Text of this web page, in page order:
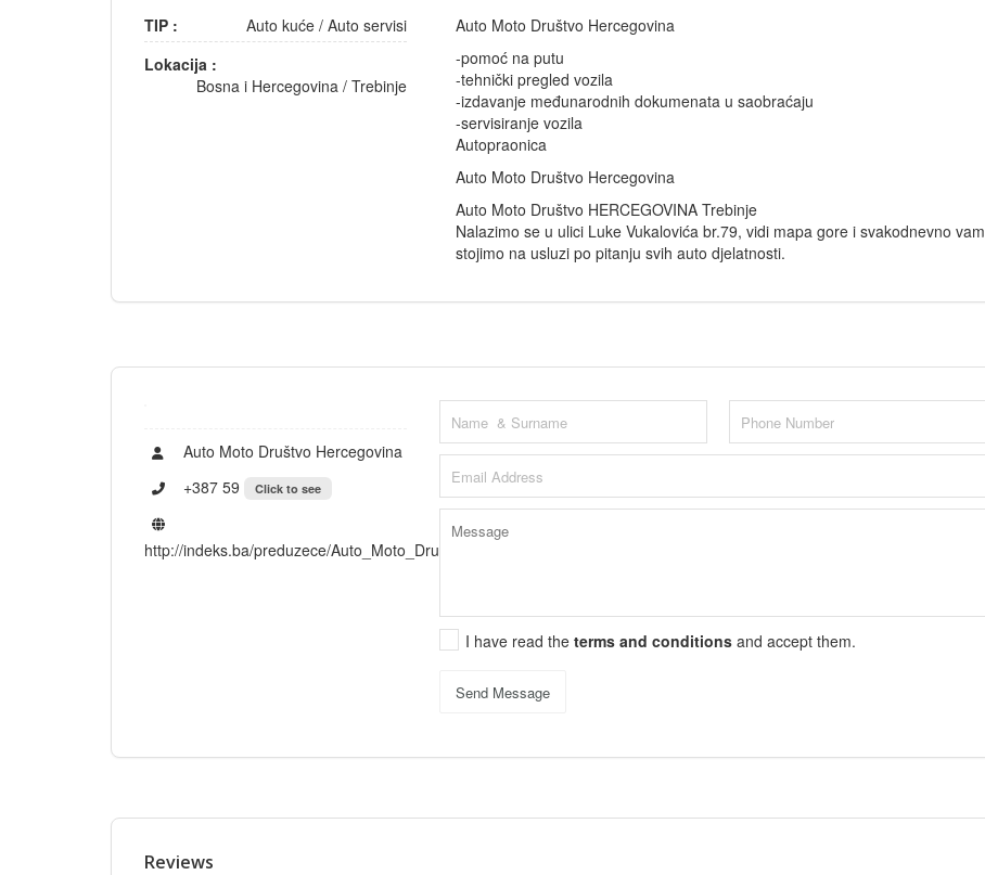
TIP : Auto kuće/ Auto servisi
Lokacija :
Bosna i Hercegovina/ Trebinje
Auto Moto Društvo Hercegovina
-pomoć na putu
-tehnički pregled vozila
-izdavanje međunarodnih dokumenata u saobraćaju
-servisiranje vozila
Autopraonica
Auto Moto Društvo Hercegovina
Auto Moto Društvo HERCEGOVINA Trebinje
Nalazimo se u ulici Luke Vukalovića br.79, vidi mapa gore i svakodnevno vam
stojimo na usluzi po pitanju svih auto djelatnosti.
Auto Moto Društvo Hercegovina
+387 59
Click to see
http://indeks.ba/preduzece/Auto_Moto_Društvo_HERCEGOVINA.html
I have read the terms and conditions and accept them.
Send Message
Reviews